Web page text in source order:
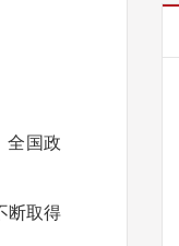
全国政
断取得